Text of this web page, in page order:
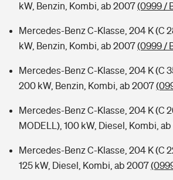
kW, Benzin, Kombi, ab 2007(0999 /
Mercedes-Benz C-Klasse, 204 K (C
kW, Benzin, Kombi, ab 2007(0999 /
Mercedes-Benz C-Klasse, 204 K (C
200 kW, Benzin, Kombi, ab 2007
Mercedes-Benz C-Klasse, 204 K (C
MODELL), 100 kW, Diesel, Kombi,
Mercedes-Benz C-Klasse, 204 K (C
125 kW, Diesel, Kombi, ab 2007